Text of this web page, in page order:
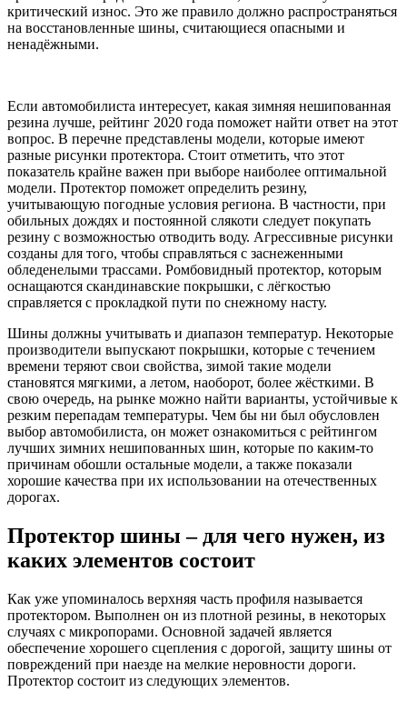
критический износ. Это же правило должно распространяться
на восстановленные шины, считающиеся опасными и
ненадёжными.
Если автомобилиста интересует, какая зимняя нешипованная
резина лучше, рейтинг 2020 года поможет найти ответ на этот
вопрос. В перечне представлены модели, которые имеют
разные рисунки протектора. Стоит отметить, что этот
показатель крайне важен при выборе наиболее оптимальной
модели. Протектор поможет определить резину,
учитывающую погодные условия региона. В частности, при
обильных дождях и постоянной слякоти следует покупать
резину с возможностью отводить воду. Агрессивные рисунки
созданы для того, чтобы справляться с заснеженными
обледенелыми трассами. Ромбовидный протектор, которым
оснащаются скандинавские покрышки, с лёгкостью
справляется с прокладкой пути по снежному насту.
Шины должны учитывать и диапазон температур. Некоторые
производители выпускают покрышки, которые с течением
времени теряют свои свойства, зимой такие модели
становятся мягкими, а летом, наоборот, более жёсткими. В
свою очередь, на рынке можно найти варианты, устойчивые к
резким перепадам температуры. Чем бы ни был обусловлен
выбор автомобилиста, он может ознакомиться с рейтингом
лучших зимних нешипованных шин, которые по каким-то
причинам обошли остальные модели, а также показали
хорошие качества при их использовании на отечественных
дорогах.
Протектор шины – для чего нужен, из
каких элементов состоит
Как уже упоминалось верхняя часть профиля называется
протектором. Выполнен он из плотной резины, в некоторых
случаях с микропорами. Основной задачей является
обеспечение хорошего сцепления с дорогой, защиту шины от
повреждений при наезде на мелкие неровности дороги.
Протектор состоит из следующих элементов.